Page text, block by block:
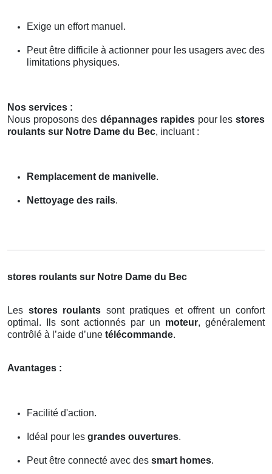
Exige un effort manuel.
Peut être difficile à actionner pour les usagers avec des
limitations physiques.
Nos services :
Nous proposons des dépannages rapides pour lesstores
roulants sur Notre Dame du Bec, incluant :
Remplacement de manivelle.
Nettoyage des rails.
stores roulants sur Notre Dame du Bec
Les stores roulants sont pratiques et offrent un confort
optimal. Ils sont actionnés par un moteur, généralement
contrôlé à l’aide d’une télécommande.
Avantages :
Facilité d'action.
Idéal pour les grandes ouvertures.
Peut être connecté avec des smart homes.